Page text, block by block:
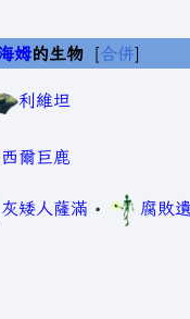
姆的生物
合併
利維坦
爾巨鹿
灰矮人薩滿 • 腐敗